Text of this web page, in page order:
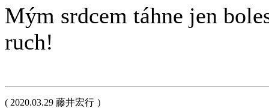
Mým srdcem táhne jen
ruch!
( 2020.03.29 藤井宏行 ）